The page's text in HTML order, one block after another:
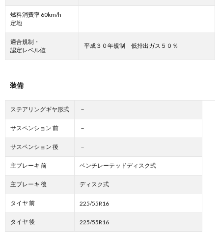
燃料消費率 60km/h
定地
適合規制・
認定レベル値
平成３０年規制 低排出ガス５０％
装備
ステアリングギヤ形式 －
サスペンション 前 －
サスペンション 後 －
主ブレーキ 前 ベンチレーテッドディスク式
主ブレーキ 後 ディスク式
タイヤ 前 225/55R16
タイヤ 後 225/55R16